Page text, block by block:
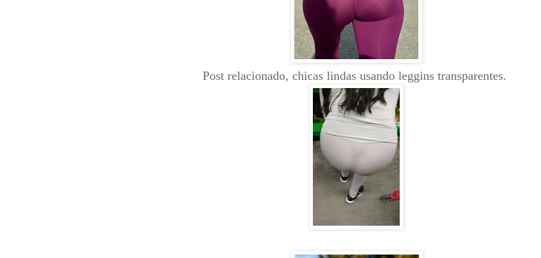
Post relacionado, chicas lindas usando leggins transparentes.